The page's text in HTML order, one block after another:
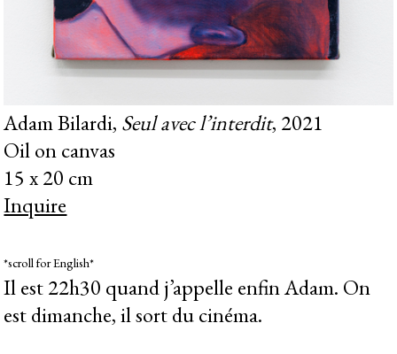
Adam Bilardi, Seul avec l’interdit, 2021
Oil on canvas
15 x 20 cm
Inquire
*scroll for English*
Il est 22h30 quand j’appelle enfin Adam. On
est dimanche, il sort du cinéma.